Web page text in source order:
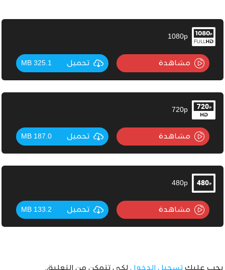
1080p
مشاهدة تحميل 325.1 MB
720p
مشاهدة تحميل 187.0 MB
480p
مشاهدة تحميل 133.2 MB
يجب عليك تسجيل الدخول لكي تتمكن من التعليق.